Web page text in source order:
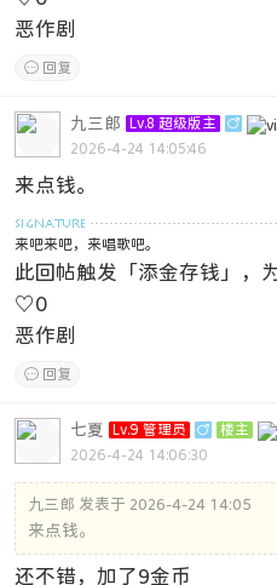
恶作剧
 回复
九三郎 Lv.8 超级版主 
2026-4-24 14:05:46
来点钱。
来吧来吧，来唱歌吧。
此回帖触发「添金存钱」，
♡0
恶作剧
 回复
七夏 Lv.9 管理员 
楼主
2026-4-24 14:06:30
九三郎 发表于 2026-4-24 14:05
来点钱。
还不错，加了9金币